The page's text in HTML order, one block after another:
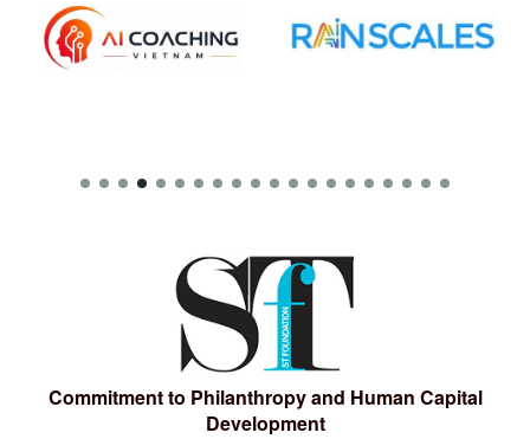
Commitment to Philanthropy and Human Capital
Development